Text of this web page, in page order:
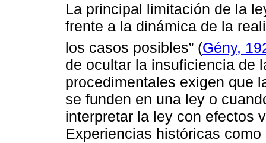
La principal limitación de la
frente a la dinámica de la
los casos posibles” (Gény,
de ocultar la insuficiencia de
procedimentales exigen que
se funden en una ley o
interpretar la ley con efectos
Experiencias históricas